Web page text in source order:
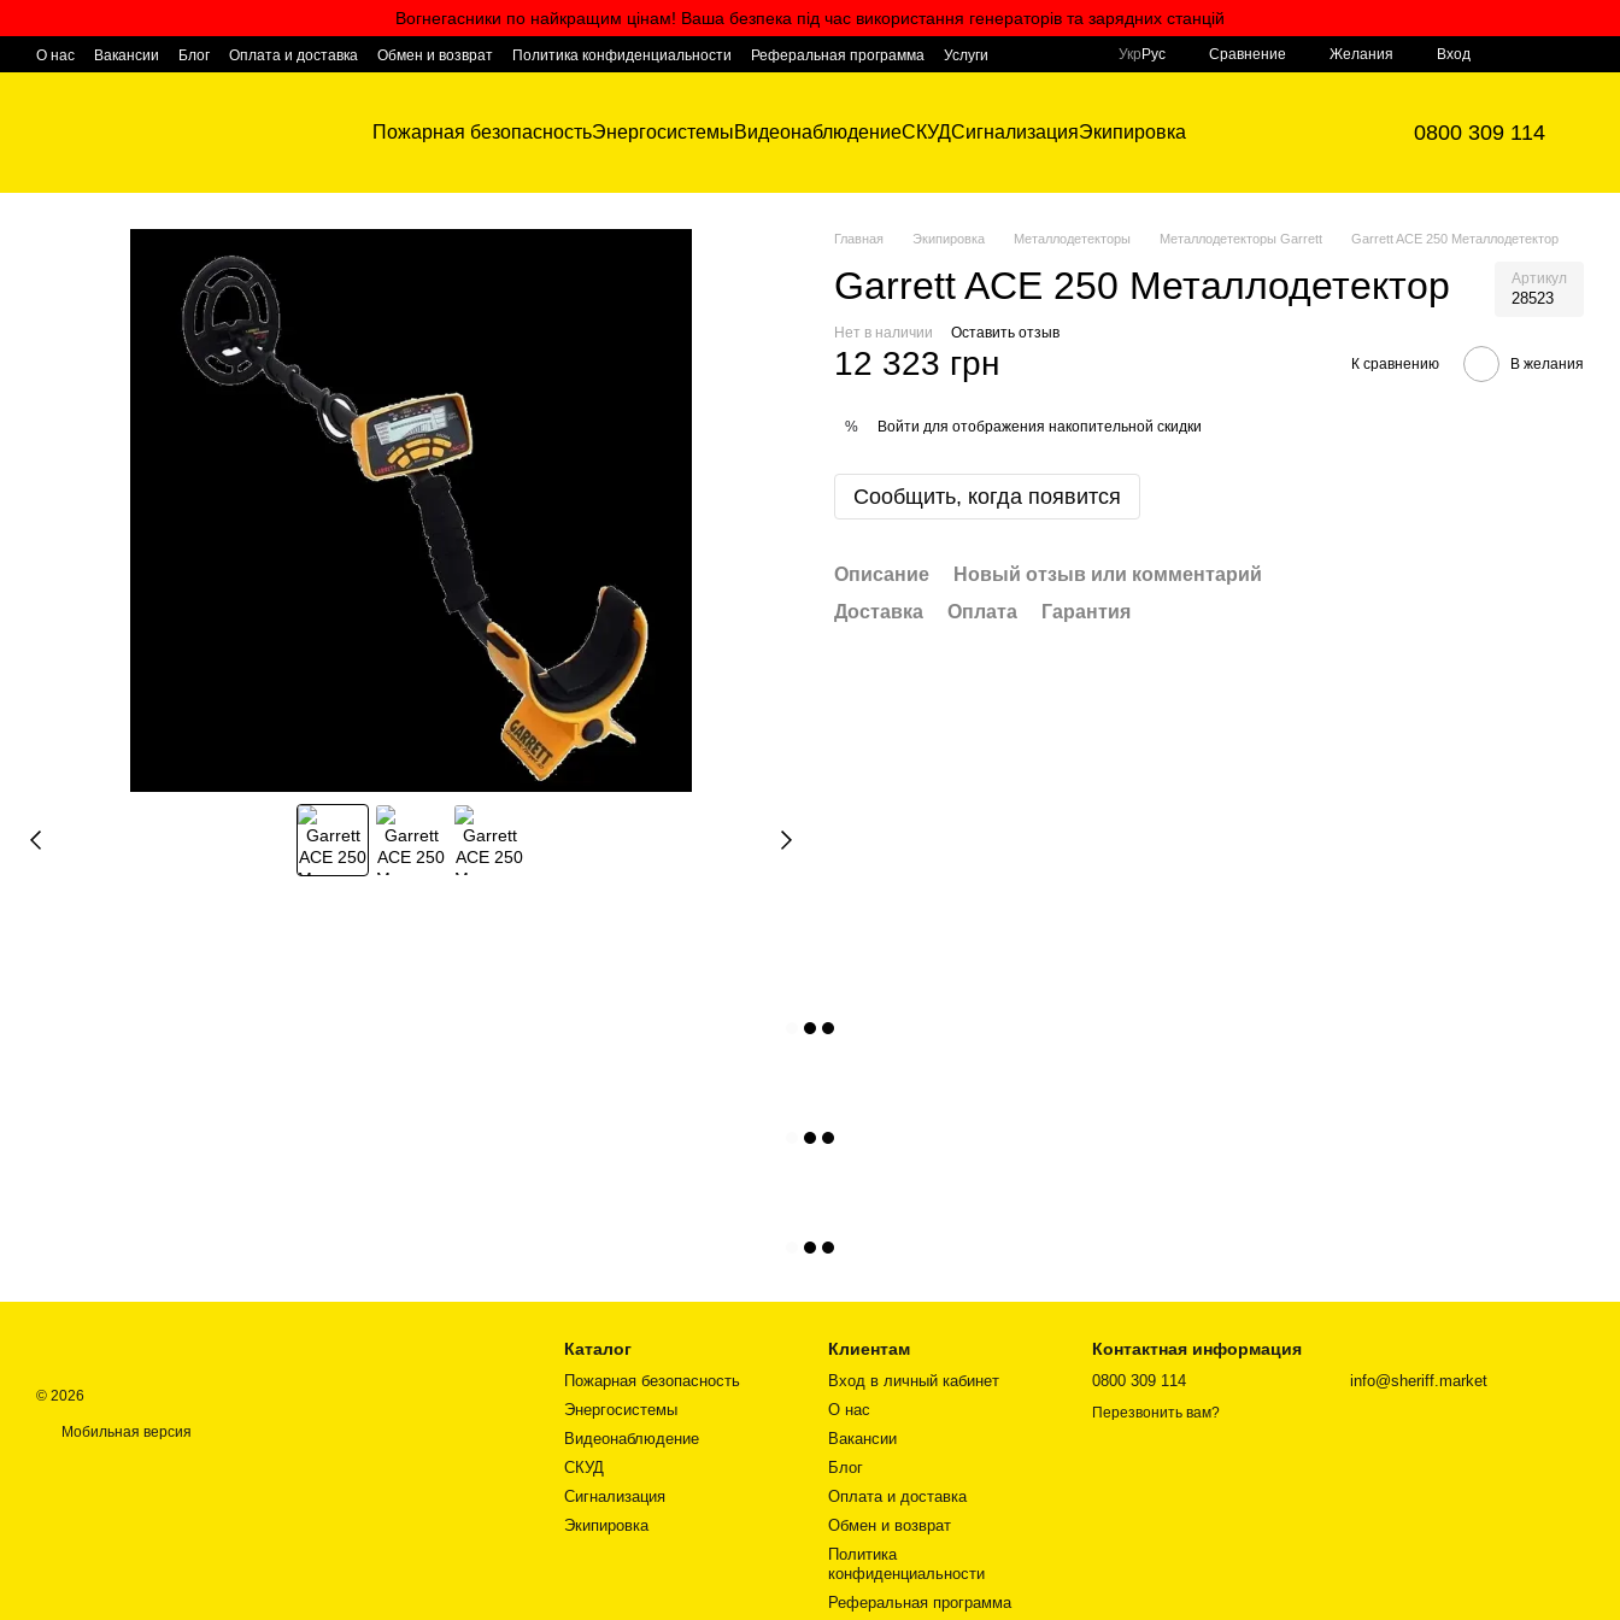
Вогнегасники по найкращим цінам! Ваша безпека під час використання генераторів та зарядних станцій
О нас Вакансии Блог Оплата и доставка Обмен и возврат Политика конфиденциальности Реферальная программа
Услуги
Укр Рус Сравнение Желания Вход
Пожарная безопасностьЭнергосистемыВидеонаблюдениеСКУДСигнализацияЭкипировка 0800 309 114
Главная Экипировка Металлодетекторы Металлодетекторы Garrett Garrett ACE 250 Металлодетектор
Garrett ACE 250 Металлодетектор Артикул
28523
Нет в наличии Оставить отзыв
12 323 грн К сравнению В желания
% Войти для отображения накопительной скидки
Сообщить, когда появится
Описание
Новый отзыв или комментарий
Доставка
Оплата Гарантия
© 2026
Мобильная версия
Каталог
Пожарная безопасность
Энергосистемы
Видеонаблюдение
СКУД
Сигнализация
Экипировка
Клиентам
Вход в личный кабинет
О нас
Вакансии
Блог
Оплата и доставка
Обмен и возврат
Политика
конфиденциальности
Реферальная программа
Контактная информация
0800 309 114
Перезвонить вам?
info@sheriff.market